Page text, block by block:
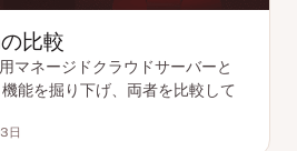
比較
ネージドクラウドサーバーと
能を掘り下げ、両者を比較して
日